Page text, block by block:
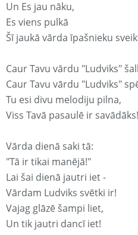
Un Es jau nāku,
Es viens pulkā
Šī jaukā vārda īpašnieku
Caur Tavu vārdu "Ludviks"
Caur Tavu vārdu "Ludviks"
Tu esi divu melodiju pilna,
Viss Tavā pasaulē ir savādāks!
Vārda dienā saki tā:
"Tā ir tikai manējā!"
Lai šai dienā jautri iet -
Vārdam Ludviks svētki ir!
Vajag glāzē šampi liet,
Un tik jautri dancī iet!